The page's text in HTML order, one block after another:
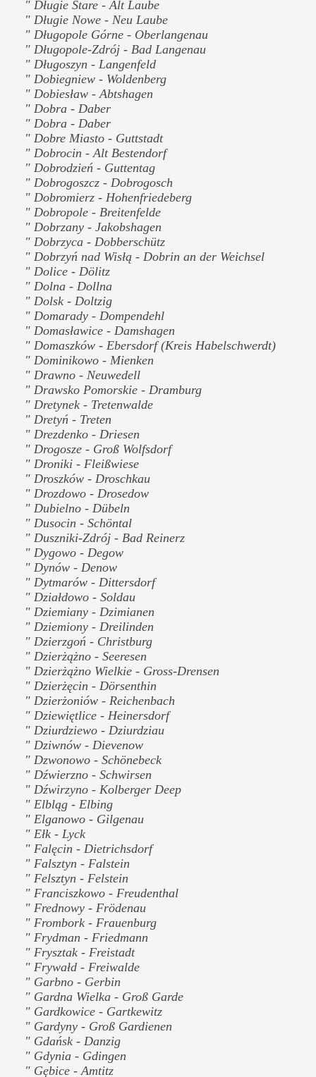
" Długie Stare - Alt Laube
" Długie Nowe - Neu Laube
" Długopole Górne - Oberlangenau
" Długopole-Zdrój - Bad Langenau
" Długoszyn - Langenfeld
" Dobiegniew - Woldenberg
" Dobiesław - Abtshagen
" Dobra - Daber
" Dobra - Daber
" Dobre Miasto - Guttstadt
" Dobrocin - Alt Bestendorf
" Dobrodzień - Guttentag
" Dobrogoszcz - Dobrogosch
" Dobromierz - Hohenfriedeberg
" Dobropole - Breitenfelde
" Dobrzany - Jakobshagen
" Dobrzyca - Dobberschütz
" Dobrzyń nad Wisłą - Dobrin an der Weichsel
" Dolice - Dölitz
" Dolna - Dollna
" Dolsk - Doltzig
" Domarady - Dompendehl
" Domasławice - Damshagen
" Domaszków - Ebersdorf (Kreis Habelschwerdt)
" Dominikowo - Mienken
" Drawno - Neuwedell
" Drawsko Pomorskie - Dramburg
" Dretynek - Tretenwalde
" Dretyń - Treten
" Drezdenko - Driesen
" Drogosze - Groß Wolfsdorf
" Droniki - Fleißwiese
" Droszków - Droschkau
" Drozdowo - Drosedow
" Dubielno - Dübeln
" Dusocin - Schöntal
" Duszniki-Zdrój - Bad Reinerz
" Dygowo - Degow
" Dynów - Denow
" Dytmarów - Dittersdorf
" Działdowo - Soldau
" Dziemiany - Dzimianen
" Dziemiony - Dreilinden
" Dzierzgoń - Christburg
" Dzierżążno - Seeresen
" Dzierżążno Wielkie - Gross-Drensen
" Dzierżęcin - Dörsenthin
" Dzierżoniów - Reichenbach
" Dziewiętlice - Heinersdorf
" Dziurdziewo - Dziurdziau
" Dziwnów - Dievenow
" Dzwonowo - Schönebeck
" Dźwierzno - Schwirsen
" Dźwirzyno - Kolberger Deep
" Elbląg - Elbing
" Elganowo - Gilgenau
" Ełk - Lyck
" Falęcin - Dietrichsdorf
" Falsztyn - Falstein
" Felsztyn - Felstein
" Franciszkowo - Freudenthal
" Frednowy - Frödenau
" Frombork - Frauenburg
" Frydman - Friedmann
" Frysztak - Freistadt
" Frywałd - Freiwalde
" Garbno - Gerbin
" Gardna Wielka - Groß Garde
" Gardkowice - Gartkewitz
" Gardyny - Groß Gardienen
" Gdańsk - Danzig
" Gdynia - Gdingen
" Gębice - Amtitz